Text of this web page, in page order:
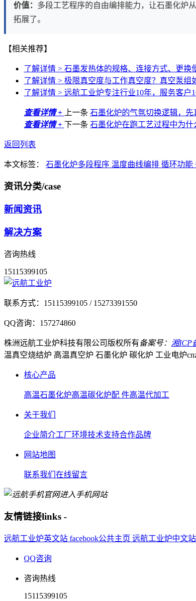
价值： 多段工艺程序的自由编排能力，让石墨化炉
拓展了。
【相关推荐】
了解详情 > 石墨发热体的规格、连接方式、更换
了解详情 > 极限真空度与工作真空度？真空泵组
了解详情 > 远航工业炉专注行业10年，服务客户
查看详情 + 上一条 石墨化炉的气氛切换逻辑，
查看详情 + 下一条 石墨化炉在跑工艺过程中为什
返回列表
本文标签： 石墨化炉多段程序 温度曲线编排 循环功能
资讯分类/case
新闻资讯
解决方案
咨询热线
15115399105
联系方式： 15115399105 / 15273391550
QQ咨询： 157274860
株洲远航工业炉科技有限公司 版权所有备案号： 湘ICP
温真空烧结炉 高温真空炉 石墨化炉 碳化炉 工业电炉
核心产品
高温石墨化炉高温碳化炉配 件高温代加工
关于我们
企业简介工厂环境技术支持合作品牌
网站地图
联系我们 在线留言
进入手机网站
友情链接links -
远航工业炉英文站 facebook公共主页 远航工业炉中文站
QQ咨询
咨询热线
15115399105